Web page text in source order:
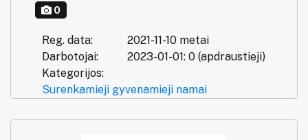
0
Reg. data:
2021-11-10 metai
Darbotojai:
2023-01-01: 0 (apdraustieji)
Kategorijos:
Surenkamieji gyvenamieji namai